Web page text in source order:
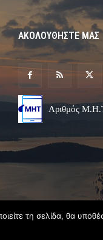
ΑΚΟΛΟΥΘΗΣΤΕ ΜΑΣ
Αριθμός
τη σελίδα, θα